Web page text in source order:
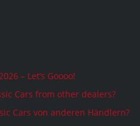
– Let’s Goooo!
Cars from other dealers?
Cars von anderen Händlern?